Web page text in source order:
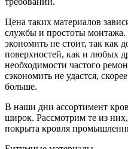
Цена таких материалов
службы и простоты
экономить не стоит, так как
поверхностей, как и любых
необходимости частого
сэкономить не удастся,
больше.
В наши дни ассортимент
широк. Рассмотрим те из
покрыта кровля